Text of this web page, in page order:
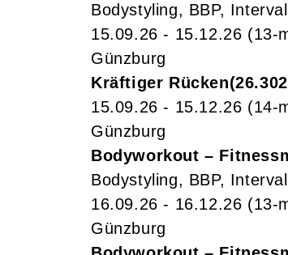
Bodystyling, BBP,
15.09.26 - 15.12.26 (13-
Günzburg
Kräftiger Rücken
15.09.26 - 15.12.26 (14-
Günzburg
Bodyworkout –
Bodystyling, BBP,
16.09.26 - 16.12.26 (13-
Günzburg